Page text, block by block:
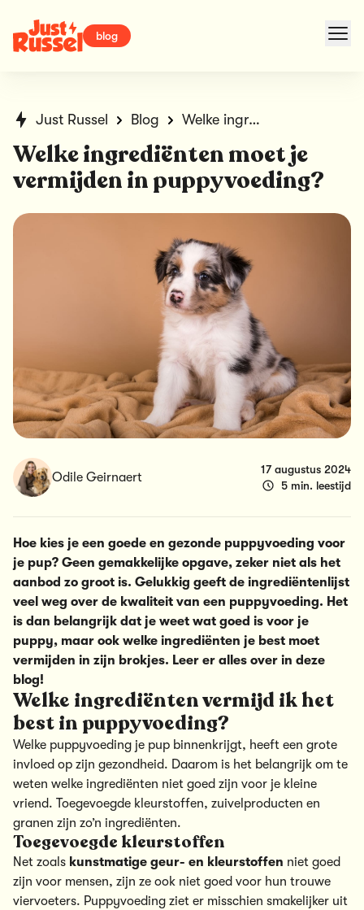
blog
Just Russel Blog Welke ingrediënten moet je vermijden in puppyvoeding?
Welke ingrediënten moet je
vermijden in puppyvoeding?
Odile Geirnaert
17 augustus 2024
5 min. leestijd
Hoe kies je een goede en gezonde puppyvoeding voor
je pup? Geen gemakkelijke opgave, zeker niet als het
aanbod zo groot is. Gelukkig geeft de ingrediëntenlijst
veel weg over de kwaliteit van een puppyvoeding. Het
is dan belangrijk dat je weet wat goed is voor je
puppy, maar ook welke ingrediënten je best moet
vermijden in zijn brokjes. Leer er alles over in deze
blog!
Welke ingrediënten vermijd ik het
best in puppyvoeding?
Welke puppyvoeding je pup binnenkrijgt, heeft een grote
invloed op zijn gezondheid. Daarom is het belangrijk om te
weten welke ingrediënten niet goed zijn voor je kleine
vriend. Toegevoegde kleurstoffen, zuivelproducten en
granen zijn zo’n ingrediënten.
Toegevoegde kleurstoffen
Net zoals kunstmatige geur- en kleurstoffen niet goed
zijn voor mensen, zijn ze ook niet goed voor hun trouwe
viervoeters. Puppyvoeding ziet er misschien smakelijker uit